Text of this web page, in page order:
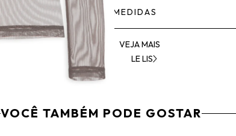
MEDIDAS
VEJA MAIS
LE LIS
VOCÊ TAMBÉM PODE GOSTAR